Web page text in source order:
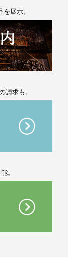
展示。
請求も。
。